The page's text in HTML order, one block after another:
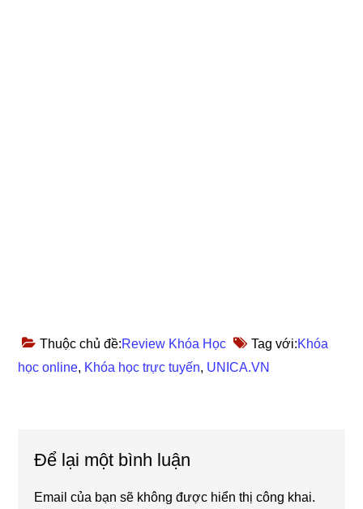
Thuộc chủ đề:Review Khóa Học Tag với:Khóa
học online, Khóa học trực tuyến, UNICA.VN
Interactions
Để lại một bình luận
Email của bạn sẽ không được hiển thị công khai.